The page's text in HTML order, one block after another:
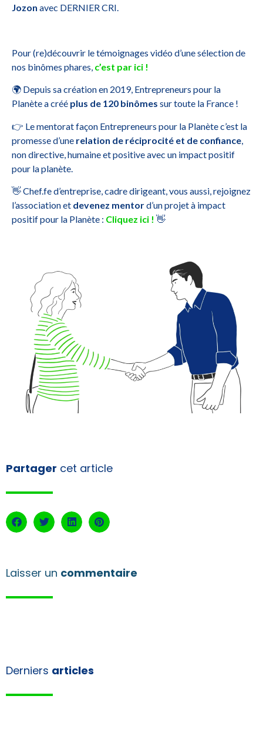
Jozon avec DERNIER CRI.
Pour (re)découvrir le témoignages vidéo d’une sélection de
nos binômes phares, c’est par ici !
🌍 Depuis sa création en 2019, Entrepreneurs pour la
Planète a créé plus de 120 binômes sur toute la France !
👉 Le mentorat façon Entrepreneurs pour la Planète c’est la
promesse d’une relation de réciprocité et de confiance
non directive, humaine et positive avec un impact positif
pour la planète.
👋 Chef.fe d’entreprise, cadre dirigeant, vous aussi, rejoignez
l’association et devenez mentord’un projet à impact
positif pour la Planète : Cliquez ici ! 👋
Partager cet article
Laisser un commentaire
Derniers articles